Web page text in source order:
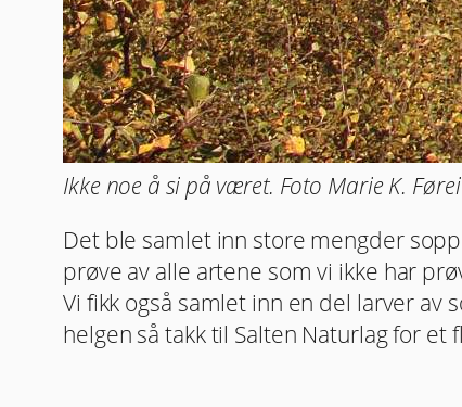
Ikke noe å si på været. Foto Marie K.
Det ble samlet inn store mengder
prøve av alle artene som vi ikke har
Vi fikk også samlet inn en del larver
helgen så takk til Salten Naturlag for